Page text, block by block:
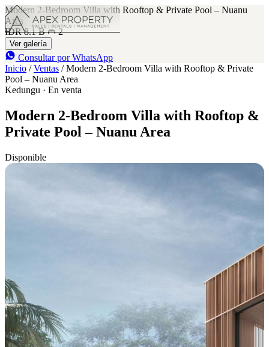
Modern 2-Bedroom Villa with Rooftop & Private Pool – Nuanu
Area
IDR 8.1 B
2
Ver galería
Consultar por WhatsApp
Inicio / Ventas / Modern 2-Bedroom Villa with Rooftop & Private
Pool – Nuanu Area
Kedungu · En venta
Modern 2-Bedroom Villa with Rooftop &
Private Pool – Nuanu Area
Disponible